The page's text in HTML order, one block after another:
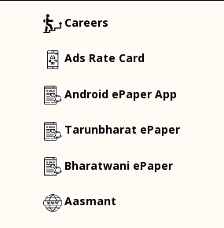
Careers
Ads Rate Card
Android ePaper App
Tarunbharat ePaper
Bharatwani ePaper
Aasmant